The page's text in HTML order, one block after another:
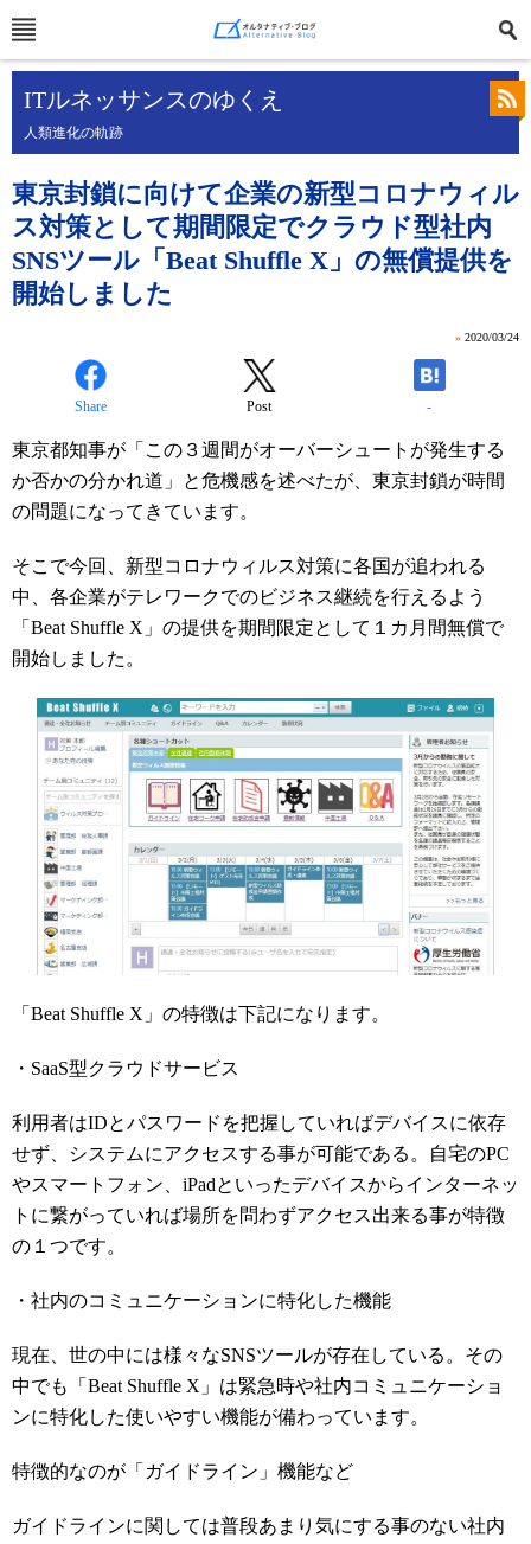
ITルネッサンスのゆくえ
人類進化の軌跡
東京封鎖に向けて企業の新型コロナウィル
ス対策として期間限定でクラウド型社内
SNSツール「Beat Shuffle X」の無償提供を
開始しました
» 2020/03/24
Share Post -
東京都知事が「この３週間がオーバーシュートが発生する
か否かの分かれ道」と危機感を述べたが、東京封鎖が時間
の問題になってきています。
そこで今回、新型コロナウィルス対策に各国が追われる
中、各企業がテレワークでのビジネス継続を行えるよう
「Beat Shuffle X」の提供を期間限定として１カ月間無償で
開始しました。
「Beat Shuffle X」の特徴は下記になります。
・SaaS型クラウドサービス
利用者はIDとパスワードを把握していればデバイスに依存
せず、システムにアクセスする事が可能である。自宅のPC
やスマートフォン、iPadといったデバイスからインターネッ
トに繋がっていれば場所を問わずアクセス出来る事が特徴
の１つです。
・社内のコミュニケーションに特化した機能
現在、世の中には様々なSNSツールが存在している。その
中でも「Beat Shuffle X」は緊急時や社内コミュニケーショ
ンに特化した使いやすい機能が備わっています。
特徴的なのが「ガイドライン」機能など
ガイドラインに関しては普段あまり気にする事のない社内